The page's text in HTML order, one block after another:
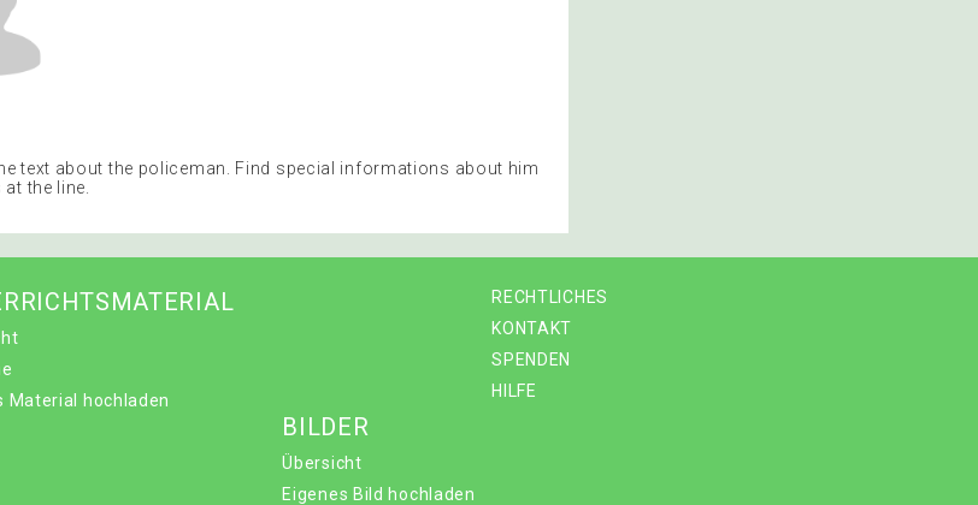
text about the policeman. Find special informations about him
the line.
RECHTLICHES
KONTAKT
SPENDEN
HILFE
Material hochladen
BILDER
Übersicht
Eigenes Bild hochladen